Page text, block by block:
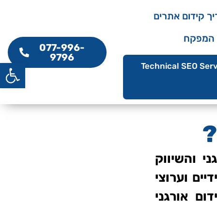
קידום אתרים
המפקח
Technical SEO
077-996-
9796
והשיווק
וערוצי
אורגני
פתח